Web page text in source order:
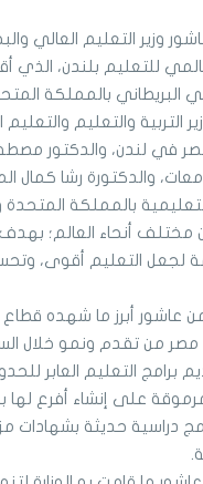
وزير التعليم العالي
للتعليم بلندن، الذي
البريطاني بالمملكة
التربية والتعليم
في لندن، والدكتور
والدكتورة رشا كمال
بالمملكة المتحدة
مختلف أنحاء العالم؛ بهدف
لجعل التعليم أقوى،
عاشور أبرز ما شهده قطاع
من تقدم ونمو خلال
برامج التعليم العابر
على إنشاء أفرع
دراسية حديثة بشهادات